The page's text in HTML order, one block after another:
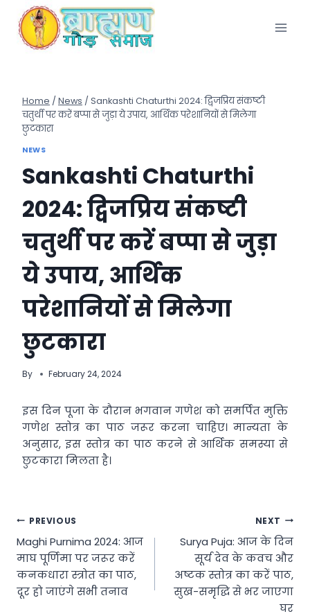
content
Home / News / Sankashti Chaturthi 2024: द्विजप्रिय संकष्टी
चतुर्थी पर करें बप्पा से जुड़ा ये उपाय, आर्थिक परेशानियों से मिलेगा
छुटकारा
NEWS
Sankashti Chaturthi
2024: द्विजप्रिय संकष्टी
चतुर्थी पर करें बप्पा से जुड़ा
ये उपाय, आर्थिक
परेशानियों से मिलेगा
छुटकारा
By February 24, 2024
इस दिन पूजा के दौरान भगवान गणेश को समर्पित मुक्ति
गणेश स्तोत्र का पाठ जरूर करना चाहिए। मान्यता के
अनुसार, इस स्तोत्र का पाठ करने से आर्थिक समस्या से
छुटकारा मिलता है।
Post
navigation
PREVIOUS
Maghi Purnima 2024: आज
माघ पूर्णिमा पर जरूर करें
कनकधारा स्त्रोत का पाठ,
दूर हो जाएंगे सभी तनाव
NEXT
Surya Puja: आज के दिन
सूर्य देव के कवच और
अष्टक स्तोत्र का करें पाठ,
सुख-समृद्धि से भर जाएगा
घर